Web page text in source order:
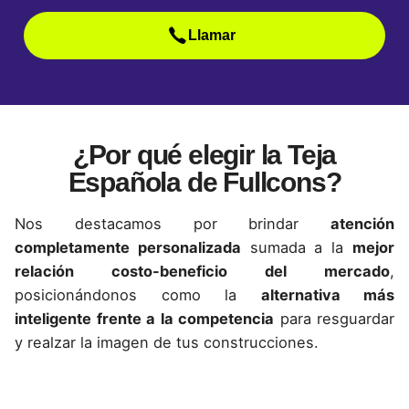
Llamar
¿Por qué elegir la Teja
Española de Fullcons?
Nos destacamos por brindar atención
completamente personalizada sumada a la mejor
relación costo-beneficio del mercado,
posicionándonos como la alternativa más
inteligente frente a la competencia para resguardar
y realzar la imagen de tus construcciones.